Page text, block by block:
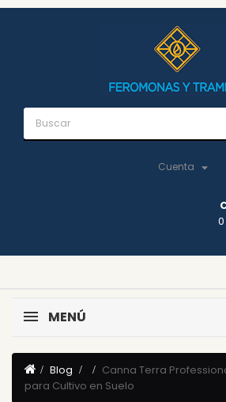
Cuenta 
MENÚ
Blog
Canna Terra
para Cultivo en Suelo